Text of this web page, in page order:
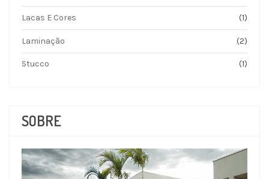
Lacas E Cores (1)
Laminação (2)
Stucco (1)
SOBRE